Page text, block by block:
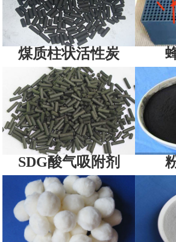
煤质柱状活性炭
SDG酸气吸附剂